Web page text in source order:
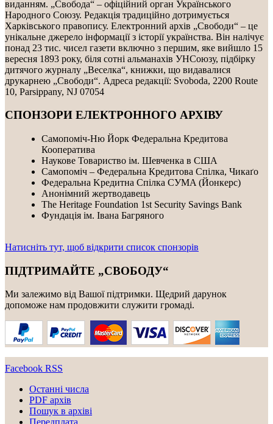
виданням. „Свобода“ – офіційний орган Українського
Народного Союзу. Редакція традиційно дотримується
Харківського правопису. Електронний архів „Свободи“ – це
унікальне джерело інформації з історії українства. Він налічує
понад 23 тис. чисел газети включно з першим, яке вийшло 15
вересня 1893 року, біля сотні альманахів УНСоюзу, підбірку
дитячого журналу „Веселка“, книжки, що видавалися
друкарнею „Свободи“. Адреса редакції: Svoboda, 2200 Route
10, Parsippany, NJ 07054
СПОНЗОРИ ЕЛЕКТРОННОГО АРХІВУ
Самопоміч-Ню Йорк Федеральна Кредитова
Кооператива
Наукове Товариство ім. Шевченка в США
Самопоміч – Федеральна Кредитова Спілка, Чикаґо
Федеральнa Kредитнa Спілка CУMA (Йонкерс)
Анонімний жертводавець
The Heritage Foundation 1st Security Savings Bank
Фундація ім. Івана Багряного
Натисніть тут, щоб відкрити список спонзорів
ПІДТРИМАЙТЕ „СВОБОДУ“
Ми залежимо від Вашої підтримки. Щедрий дарунок
допоможе нам продовжити служити громаді.
Facebook RSS
Останні числа
PDF архів
Пошук в архіві